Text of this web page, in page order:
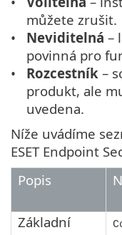
můžete zrušit.
Neviditelná –
povinná pro
Rozcestník –
produkt, ale
uvedena.
Níže uvádíme
ESET Endpoint
Popis
Základní